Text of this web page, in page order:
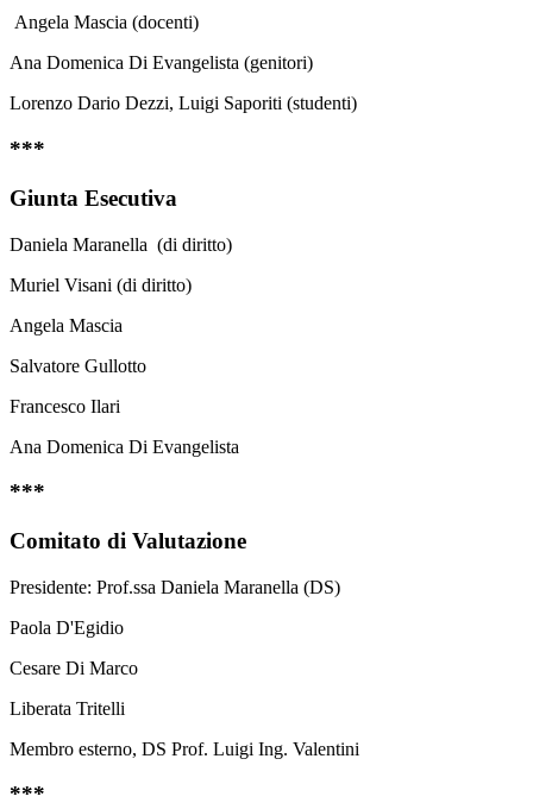
Angela Mascia (docenti)
Ana Domenica Di Evangelista (genitori)
Lorenzo Dario Dezzi, Luigi Saporiti (studenti)
***
Giunta Esecutiva
Daniela Maranella (di diritto)
Muriel Visani (di diritto)
Angela Mascia
Salvatore Gullotto
Francesco Ilari
Ana Domenica Di Evangelista
***
Comitato di Valutazione
Presidente: Prof.ssa Daniela Maranella (DS)
Paola D'Egidio
Cesare Di Marco
Liberata Tritelli
Membro esterno, DS Prof. Luigi Ing. Valentini
***